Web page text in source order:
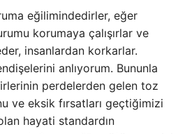
eğilimindedirler, eğer
korumaya çalışırlar ve
insanlardan korkarlar.
anlıyorum. Bununla
perdelerden gelen toz
ve eksik fırsatları geçtiğimizi
hayati standardın